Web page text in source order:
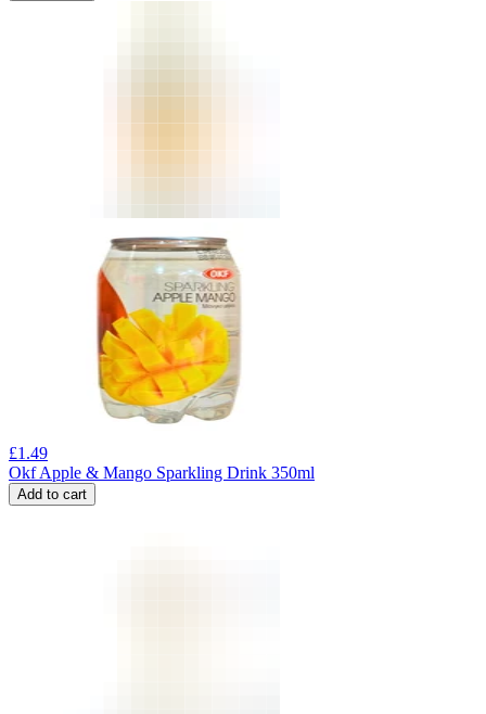
£1.49
Okf Apple & Mango Sparkling Drink 350ml
Add to cart